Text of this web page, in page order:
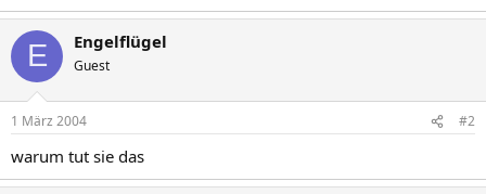
E Engelflügel
Guest
1 März 2004 #2
warum tut sie das